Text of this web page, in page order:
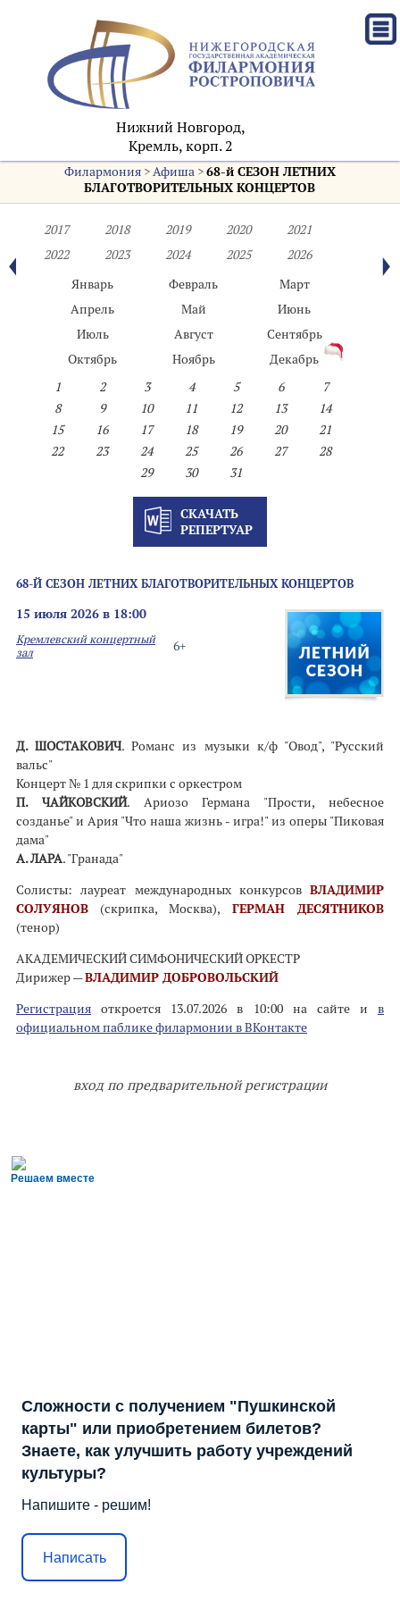
Нижний Новгород,
Кремль, корп. 2
Филармония>Афиша>68-й СЕЗОН ЛЕТНИХ
БЛАГОТВОРИТЕЛЬНЫХ КОНЦЕРТОВ
2017 2018 2019 2020
2021
2022
2023 2024 2025
2026
Январь
Февраль
Март
Апрель
Май
Июнь
Июль
Август
Сентябрь
Октябрь
Ноябрь
Декабрь
1
2 3 4 5 6
7
8
9 10 11 12 13
14
15
16 17 18 19 20
21
22
23 24 25 26 27
28
29
30 31
СКАЧАТЬ
РЕПЕРТУАР
68-Й СЕЗОН ЛЕТНИХ БЛАГОТВОРИТЕЛЬНЫХ КОНЦЕРТОВ
15 июля 2026 в 18:00
6+
Кремлевский концертный
зал
Д. ШОСТАКОВИЧ. Романс из музыки к/ф "Овод", "Русский
вальс"
Концерт № 1 для скрипки с оркестром
П. ЧАЙКОВСКИЙ. Ариозо Германа "Прости, небесное
созданье" и Ария "Что наша жизнь - игра!" из оперы "Пиковая
дама"
А. ЛАРА. "Гранада"
Солисты: лауреат международных конкурсов ВЛАДИМИР
СОЛУЯНОВ (скрипка, Москва), ГЕРМАН ДЕСЯТНИКОВ
(тенор)
АКАДЕМИЧЕСКИЙ СИМФОНИЧЕСКИЙ ОРКЕСТР
Дирижер —ВЛАДИМИР ДОБРОВОЛЬСКИЙ
Регистрация откроется 13.07.2026 в 10:00 на сайте и в
официальном паблике филармонии в ВКонтакте
вход по предварительной регистрации
Решаем вместе
Сложности с получением "Пушкинской
карты" или приобретением билетов?
Знаете, как улучшить работу учреждений
культуры?
Напишите - решим!
Написать